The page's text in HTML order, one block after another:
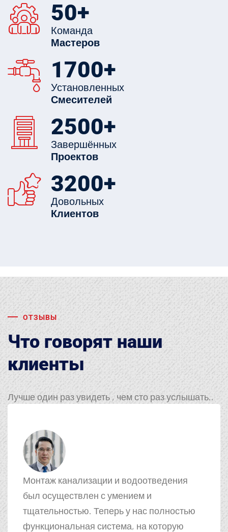
50+
Команда
Мастеров
1700+
Установленных
Смесителей
2500+
Завершённых
Проектов
3200+
Довольных
Клиентов
ОТЗЫВЫ
Что говорят наши
клиенты
Лучше один раз увидеть , чем сто раз услышать..
Монтаж канализации и водоотведения
был осуществлен с умением и
тщательностью. Теперь у нас полностью
функциональная система, на которую